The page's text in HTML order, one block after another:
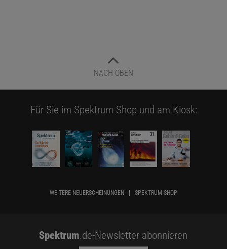
NACH OBEN
Für Sie im Spektrum-Shop und am Kiosk:
WEITERE NEUERSCHEINUNGEN SPEKTRUM SHOP
Spektrum.de-Newsletter abonnieren